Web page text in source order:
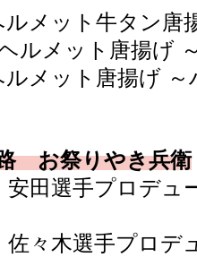
ルメット牛タン
ヘルメット唐揚げ
ルメット唐揚げ
お祭りやき兵衛
安田選手プロデ
佐々木選手プロ